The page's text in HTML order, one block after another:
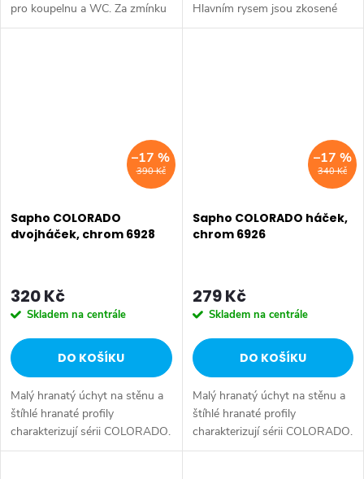
pro koupelnu a WC. Za zmínku
stojí otočný trojsušák. Druh:
Hlavním rysem jsou zkosené
prolamované hrany úchytů s
390 Kč
–17 %
Sapho COLORADO
dvojháček, chrom 6928
320 Kč
Skladem na centrále
DO KOŠÍKU
Malý hranatý úchyt na stěnu a
štíhlé hranaté profily
charakterizují sérii COLORADO.
Doplňky lze na stěnu přivrtat
340 Kč
–17 %
Sapho COLORADO háček,
chrom 6926
279 Kč
Skladem na centrále
DO KOŠÍKU
Malý hranatý úchyt na stěnu a
štíhlé hranaté profily
charakterizují sérii COLORADO.
Doplňky lze na stěnu přivrtat